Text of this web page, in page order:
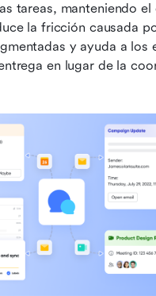
tareas, manteniendo el
la fricción causada
y ayuda a los
en lugar de la